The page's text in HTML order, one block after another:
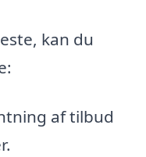
kan du
af tilbud